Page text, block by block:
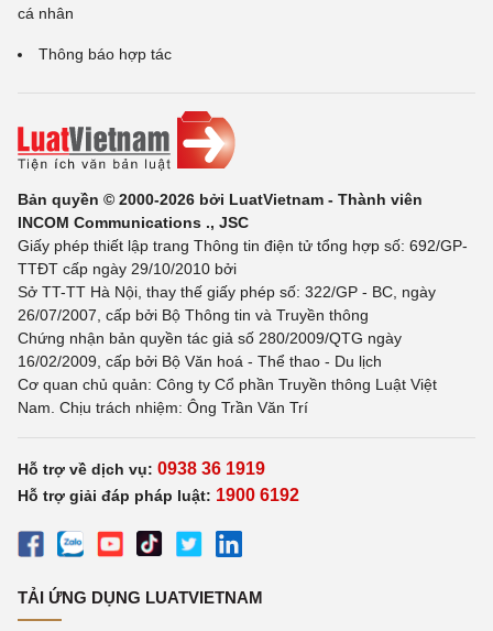
cá nhân
Thông báo hợp tác
Bản quyền © 2000-2026 bởi LuatVietnam - Thành viên
INCOM Communications ., JSC
Giấy phép thiết lập trang Thông tin điện tử tổng hợp số: 692/GP-
TTĐT cấp ngày 29/10/2010 bởi
Sở TT-TT Hà Nội, thay thế giấy phép số: 322/GP - BC, ngày
26/07/2007, cấp bởi Bộ Thông tin và Truyền thông
Chứng nhận bản quyền tác giả số 280/2009/QTG ngày
16/02/2009, cấp bởi Bộ Văn hoá - Thể thao - Du lịch
Cơ quan chủ quản: Công ty Cổ phần Truyền thông Luật Việt
Nam. Chịu trách nhiệm: Ông Trần Văn Trí
Hỗ trợ về dịch vụ: 0938 36 1919
Hỗ trợ giải đáp pháp luật: 1900 6192
TẢI ỨNG DỤNG LUATVIETNAM